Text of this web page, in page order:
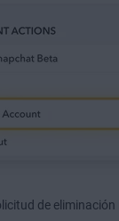
de